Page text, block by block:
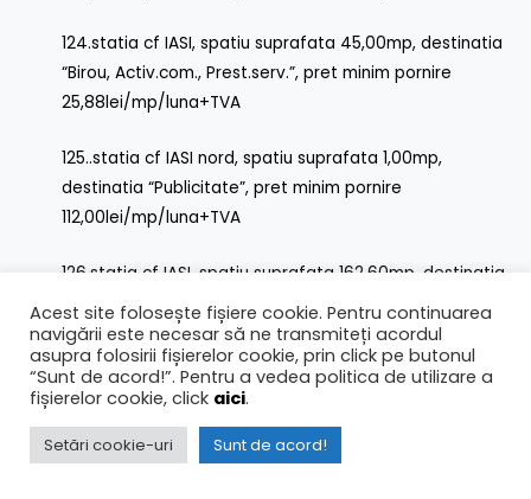
124.statia cf IASI, spatiu suprafata 45,00mp, destinatia
“Birou, Activ.com., Prest.serv.”, pret minim pornire
25,88lei/mp/luna+TVA
125..statia cf IASI nord, spatiu suprafata 1,00mp,
destinatia “Publicitate”, pret minim pornire
112,00lei/mp/luna+TVA
126.statia cf IASI, spatiu suprafata 162,60mp, destinatia
“Birou, Ag.turism, Hol_acces, Gr.sanitar”, pret minim
pornire 19,41lei/mp/luna+TVA
127.statia cf IASI, spatiu suprafata 27,00mp, destinatia
Acest site folosește fișiere cookie. Pentru continuarea
navigării este necesar să ne transmiteți acordul
asupra folosirii fișierelor cookie, prin click pe butonul
“Sunt de acord!”. Pentru a vedea politica de utilizare a
fișierelor cookie, click aici.
Setări cookie-uri Sunt de acord!